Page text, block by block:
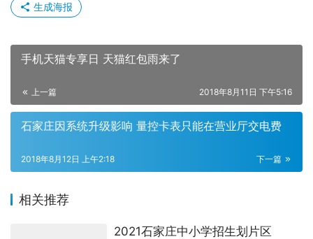
生成海报
手机天猫专享日 天猫红包雨来了
上一篇 2018年8月11日 下午5:16
石家庄因系统升级影响 量控卡表只能在营业厅交电费
下一篇
2018年8月12日 上午2:18
相关推荐
2021石家庄中小学招生划片区